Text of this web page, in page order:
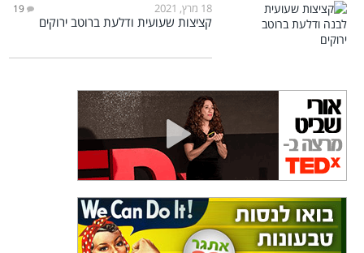
18 מרץ, 2021 19
קציצות שעועית ודלעת ברוטב ירוקים